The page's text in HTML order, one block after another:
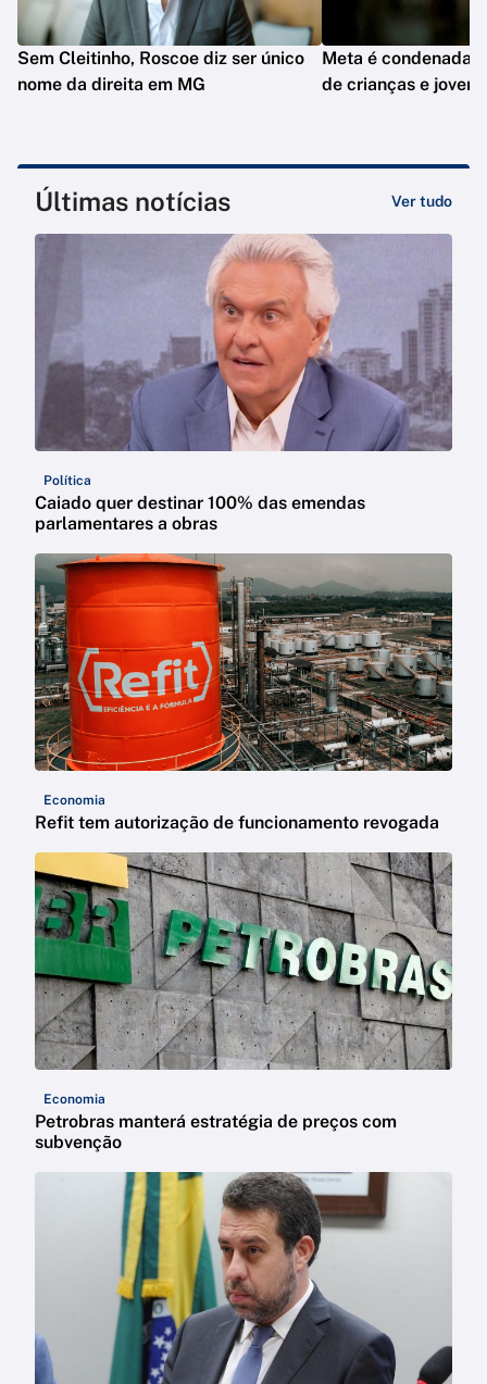
Sem Cleitinho, Roscoe diz ser único
nome da direita em MG
Meta é condenada
de crianças e jovens
Últimas notícias Ver tudo
Política
Caiado quer destinar 100% das emendas
parlamentares a obras
Economia
Refit tem autorização de funcionamento revogada
Economia
Petrobras manterá estratégia de preços com
subvenção